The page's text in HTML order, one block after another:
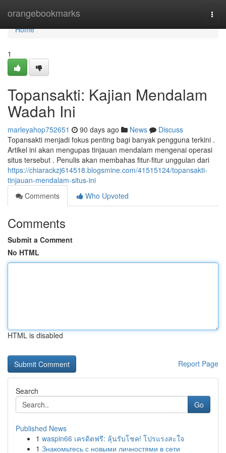
orangebookmarks
Home
Home
1
Topansakti: Kajian Mendalam
Wadah Ini
marleyahop752651 90 days ago News
Discuss
Topansakti menjadi fokus penting bagi banyak pengguna terkini .
Artikel ini akan mengupas tinjauan mendalam mengenai operasi
situs tersebut . Penulis akan membahas fitur-fitur unggulan dari
https://chiarackzj614518.blogsmine.com/41515124/topansakti-
tinjauan-mendalam-situs-ini
Comments
Who Upvoted
Comments
Submit a Comment
No HTML
HTML is disabled
Report Page
Search
Go
Published News
1 waspin66 เครดิตฟรี: ลุ้นรับโชค! โปรแรงสะใจ
1 Знакомьтесь с новыми личностями в сети